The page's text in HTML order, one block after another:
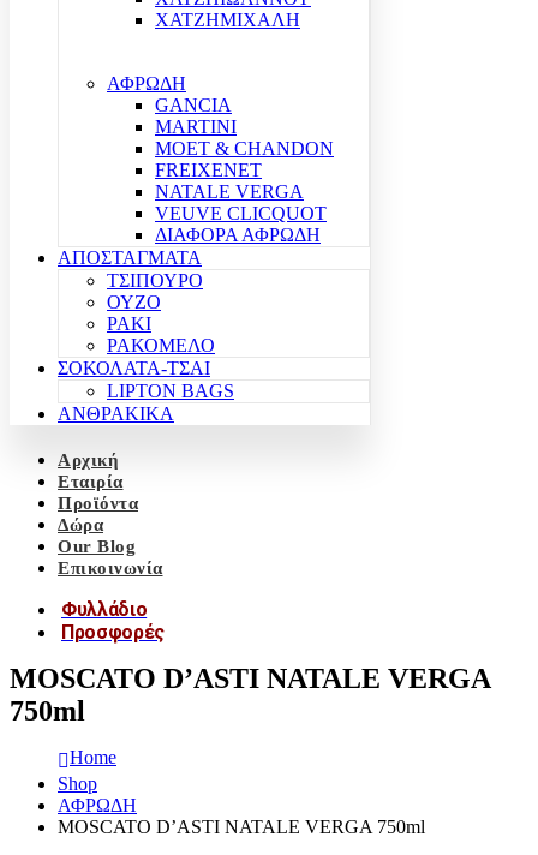
ΧΑΤΖΗΜΙΧΑΛΗ
ΑΦΡΩΔΗ
GANCIA
MARTINI
MOET & CHANDON
FREIXENET
NATALE VERGA
VEUVE CLICQUOT
ΔΙΑΦΟΡΑ ΑΦΡΩΔΗ
ΑΠΟΣΤΑΓΜΑΤΑ
ΤΣΙΠΟΥΡΟ
ΟΥΖΟ
ΡΑΚΙ
ΡΑΚΟΜΕΛΟ
ΣΟΚΟΛΑΤΑ-ΤΣΑΙ
LIPTON BAGS
ΑΝΘΡΑΚΙΚΑ
Αρχική
Εταιρία
Προϊόντα
Δώρα
Our Blog
Επικοινωνία
Φυλλάδιο
Προσφορές
MOSCATO D’ASTI NATALE VERGA
750ml
Home
Shop
ΑΦΡΩΔΗ
MOSCATO D’ASTI NATALE VERGA 750ml